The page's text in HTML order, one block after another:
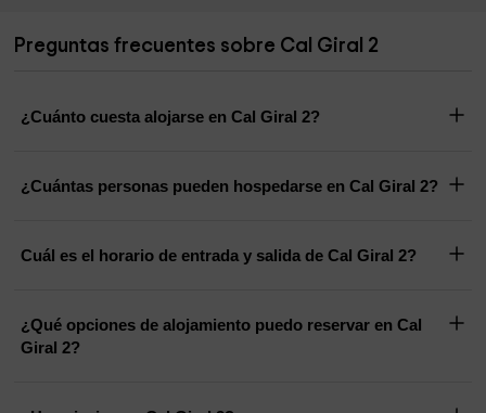
Preguntas frecuentes sobre Cal Giral 2
¿Cuánto cuesta alojarse en Cal Giral 2?
¿Cuántas personas pueden hospedarse en Cal Giral 2?
Cuál es el horario de entrada y salida de Cal Giral 2?
¿Qué opciones de alojamiento puedo reservar en Cal
Giral 2?